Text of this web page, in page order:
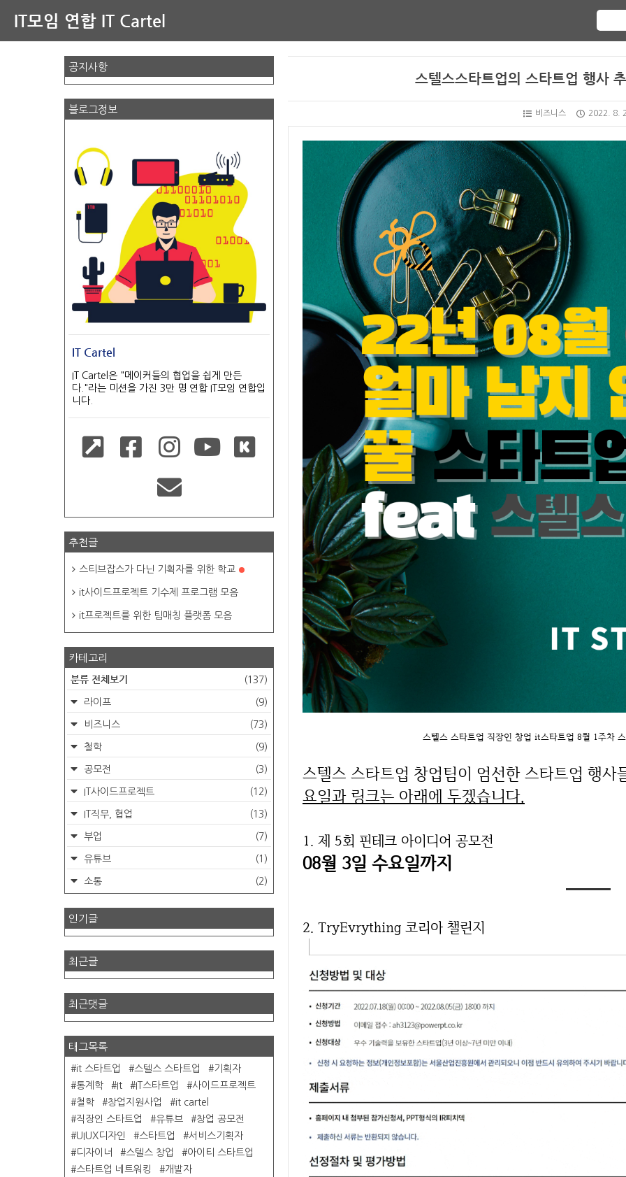
IT모임 연합 IT Cartel
스텔스스타트업의 스타트업 행사
비즈니스 2022. 8.
스텔스 스타트업 직장인 창업 it스타트업 8월 1주차
스텔스 스타트업 창업팀이 엄선한 스타트업 행
요일과 링크는 아래에 두겠습니다.
1. 제 5회 핀테크 아이디어 공모전
08월 3일 수요일까지
2. TryEvrything 코리아 챌린지
공지사항
블로그정보
IT Cartel
IT Cartel은 "메이커들의 협업을 쉽게 만든
다."라는 미션을 가진 3만 명 연합 IT모임 연합입
니다.
추천글
스티브잡스가 다닌 기획자를 위한 학교
it사이드프로젝트 기수제 프로그램 모음
it프로젝트를 위한 팀매칭 플랫폼 모음
카테고리
분류 전체보기 (137)
라이프 (9)
비즈니스 (73)
철학 (9)
공모전 (3)
IT사이드프로젝트 (12)
IT직무, 협업 (13)
부업 (7)
유튜브 (1)
소통 (2)
인기글
최근글
최근댓글
태그목록
it 스타트업 스텔스 스타트업
기획자
통계학
It IT스타트업
사이드프로젝트
철학
창업지원사업
it cartel
직장인 스타트업
유튜브
창업 공모전
UIUX디자인
스타트업
서비스기획자
디자이너
스텔스 창업
아이티 스타트업
스타트업 네트워킹
개발자